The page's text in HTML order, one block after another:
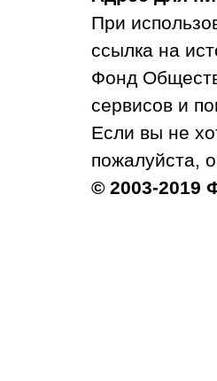
При
ссылка на
Фонд
сервисов и
Если вы не
пожалуйста,
© 2003-2019